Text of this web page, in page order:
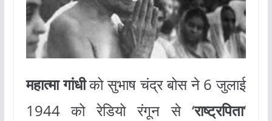
महात्मा गांधीको सुभाष चंद्र बोस ने 6 जुलाई
1944 को रेडियो रंगून से ‘राष्ट्रपिता‘